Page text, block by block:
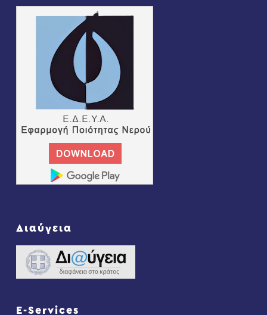
Διαύγεια
E-Services